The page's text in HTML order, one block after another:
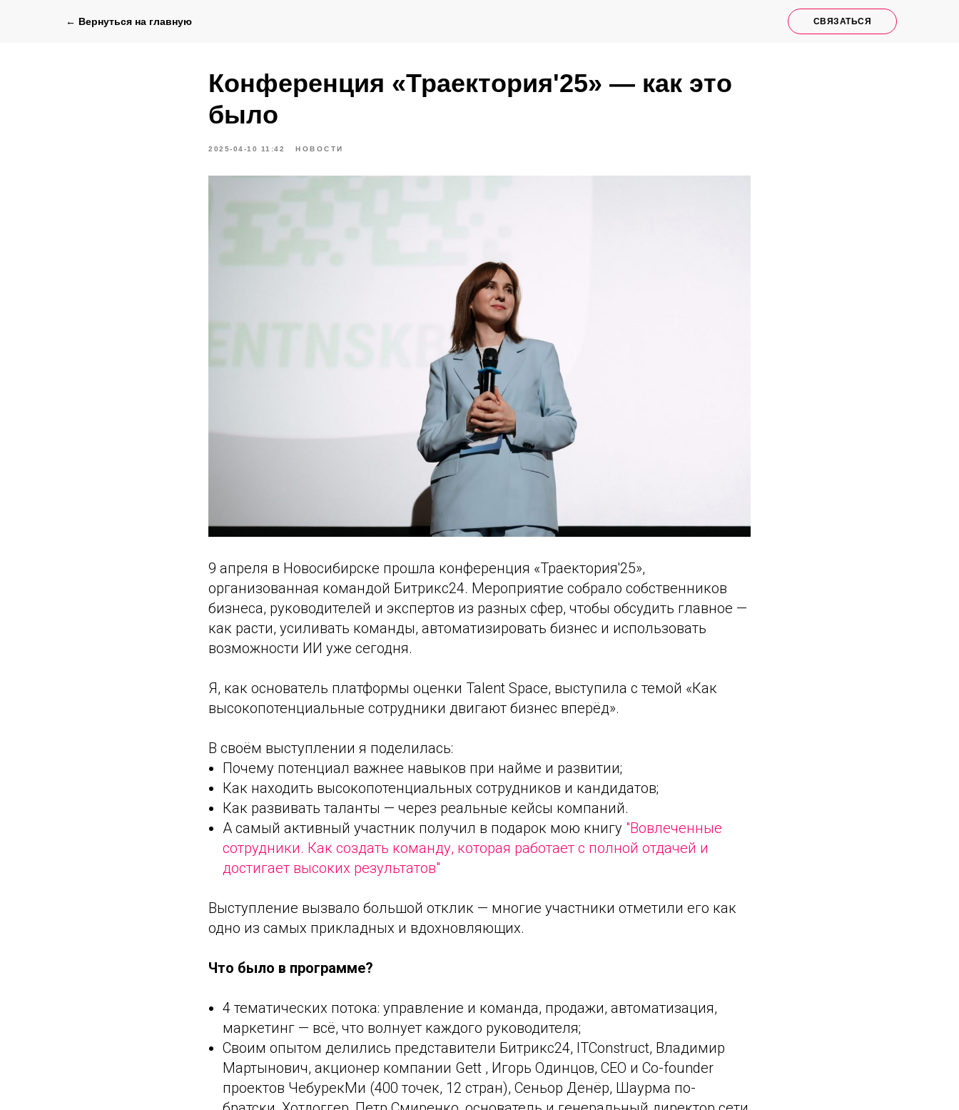
СВЯЗАТЬСЯ
← Вернуться на главную
Конференция «Траектория'25» — как это
было
2025-04-10 11:42 НОВОСТИ
9 апреля в Новосибирске прошла конференция «Траектория'25»,
организованная командой Битрикс24. Мероприятие собрало собственников
бизнеса, руководителей и экспертов из разных сфер, чтобы обсудить главное —
как расти, усиливать команды, автоматизировать бизнес и использовать
возможности ИИ уже сегодня.
Я, как основатель платформы оценки Talent Space, выступила с темой «Как
высокопотенциальные сотрудники двигают бизнес вперёд».
В своём выступлении я поделилась:
Почему потенциал важнее навыков при найме и развитии;
Как находить высокопотенциальных сотрудников и кандидатов;
Как развивать таланты — через реальные кейсы компаний.
А самый активный участник получил в подарок мою книгу "Вовлеченные
сотрудники. Как создать команду, которая работает с полной отдачей и
достигает высоких результатов"
Выступление вызвало большой отклик — многие участники отметили его как
одно из самых прикладных и вдохновляющих.
Что было в программе?
4 тематических потока: управление и команда, продажи, автоматизация,
маркетинг — всё, что волнует каждого руководителя;
Своим опытом делились представители Битрикс24, ITConstruct, Владимир
Мартынович, акционер компании Gett , Игорь Одинцов, СЕО и Co-founder
проектов ЧебурекМи (400 точек, 12 стран), Сеньор Денёр, Шаурма по-